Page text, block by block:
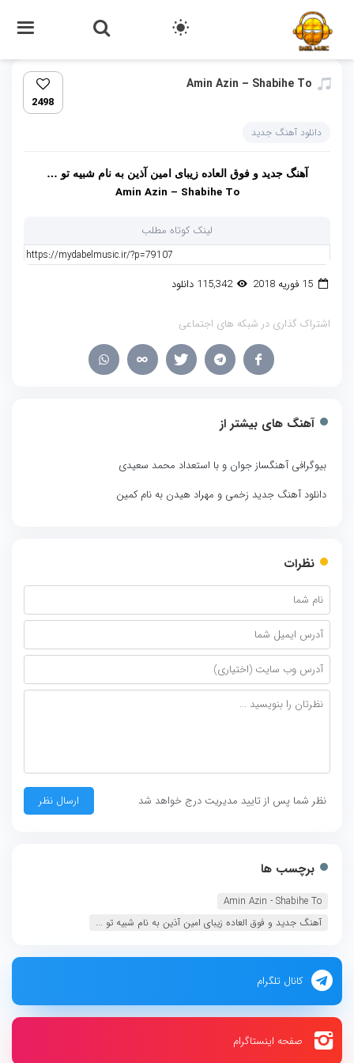
Amin Azin – Shabihe To
2498
دانلود آهنگ جدید
آهنگ جدید و فوق العاده زیبای امین آذین به نام شبیه تو …
Amin Azin – Shabihe To
لینک کوتاه مطلب
15 فوریه 2018 115,342 دانلود
اشتراک گذاری در شبکه های اجتماعی
آهنگ های بیشتر از
بیوگرافی آهنگساز جوان و با استعداد محمد سعیدی
دانلود آهنگ جدید زخمی و مهراد هیدن به نام کمین
نظرات
نظر شما پس از تایید مدیریت درج خواهد شد
برچسب ها
Amin Azin - Shabihe To
آهنگ جدید و فوق العاده زیبای امین آذین به نام شبیه تو ...
کانال تلگرام
صفحه اینستاگرام